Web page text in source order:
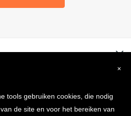
×
tools gebruiken cookies, die nodig
de site en voor het bereiken van